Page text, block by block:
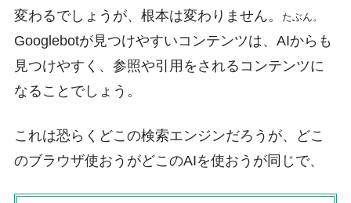
変わるでしょうが、根本は変わりません。
たぶん。
Googlebotが見つけやすいコンテンツは、AIからも
見つけやすく、参照や引用をされるコンテンツに
なることでしょう。
これは恐らくどこの検索エンジンだろうが、どこ
のブラウザ使おうがどこのAIを使おうが同じで、